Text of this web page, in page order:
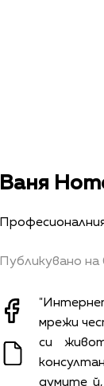
Ваня
Публикувано на
мрежи
си
думите